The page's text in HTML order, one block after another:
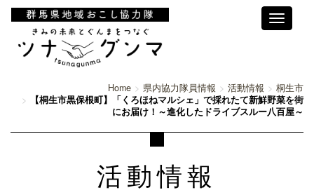
Toggle
Home 県内協力隊員情報 活動情報
桐生市
【桐生市黒保根町】「くろほねマルシェ」で採れたて新鮮野菜を街
にお届け！～進化したドライブスルー八百屋～
活動情報